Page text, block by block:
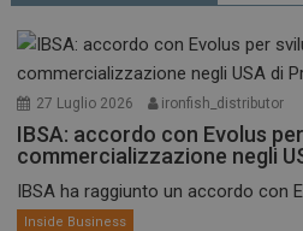
27 Luglio 2026 ironfish_distributor
IBSA: accordo con Evolus
commercializzazione negli
IBSA ha raggiunto un accordo con
Inside Business